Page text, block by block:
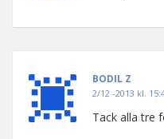
BODIL Z
2/12 -2013 kl.
Tack alla tre